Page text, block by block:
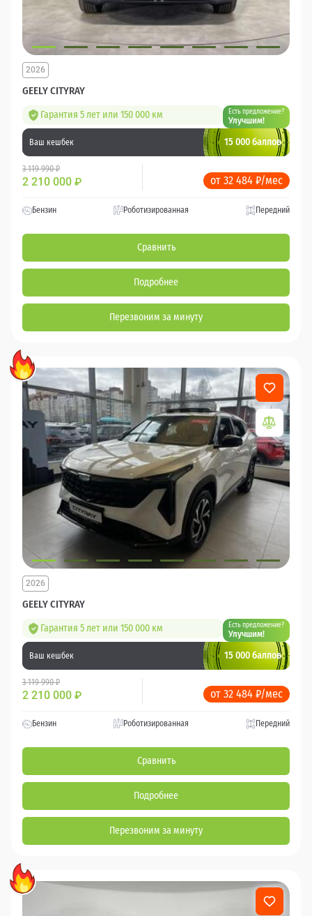
GEELY CITYRAY
2026
Гарантия 5 лет или 150 000 км Есть предложение?
Улучшим!
Ваш кешбек 15 000 баллов
3 119 990 ₽
2 210 000 ₽ от 32 484 ₽/мес
Бензин Роботизированная Передний
Сравнить
Подробнее
Перезвоним за минуту
GEELY CITYRAY
2026
Гарантия 5 лет или 150 000 км Есть предложение?
Улучшим!
Ваш кешбек 15 000 баллов
3 119 990 ₽
2 210 000 ₽ от 32 484 ₽/мес
Бензин Роботизированная Передний
Сравнить
Подробнее
Перезвоним за минуту